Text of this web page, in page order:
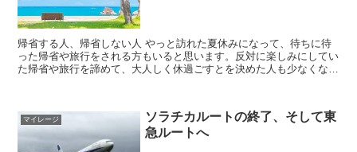
帰省する人、帰省しない人 やっと訪れた夏休みになって、待ちに待
った帰省や旅行をされる方もいると思います。反対に楽しみにしてい
た帰省や旅行を諦めて、大人しく休過ごすとを決めた人も少なくない
マイレージ
ソラチカルートの終了、そして東
急ルートへ